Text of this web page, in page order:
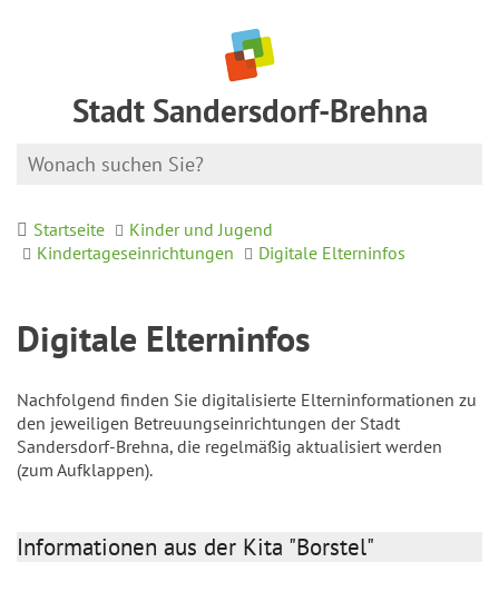
Stadt Sandersdorf-Brehna
Startseite
Kinder und Jugend
Kindertageseinrichtungen
Digitale Elterninfos
Digitale Elterninfos
Nachfolgend finden Sie digitalisierte Elterninformationen zu
den jeweiligen Betreuungseinrichtungen der Stadt
Sandersdorf-Brehna, die regelmäßig aktualisiert werden
(zum Aufklappen).
Informationen aus der Kita "Borstel"